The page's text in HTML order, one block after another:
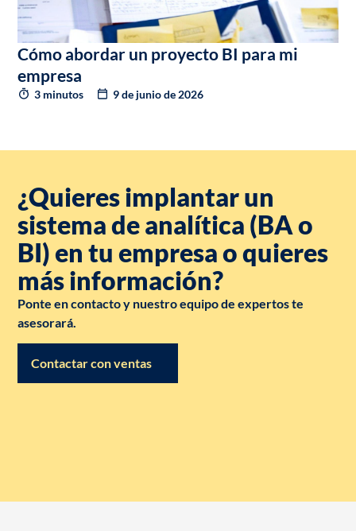
Cómo abordar un proyecto BI para mi
empresa
3 minutos 9 de junio de 2026
¿Quieres implantar un
sistema de analítica (BA o
BI) en tu empresa o quieres
más información?
Ponte en contacto y nuestro equipo de expertos te
asesorará.
Contactar con ventas